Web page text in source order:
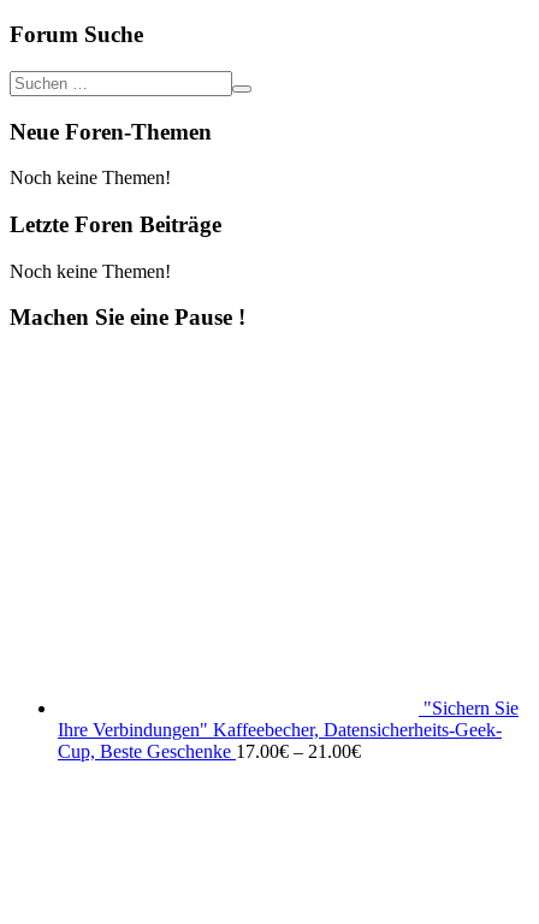
Forum Suche
Neue Foren-Themen
Noch keine Themen!
Letzte Foren Beiträge
Noch keine Themen!
Machen Sie eine Pause !
"Sichern Sie
Ihre Verbindungen" Kaffeebecher, Datensicherheits-Geek-
Cup, Beste Geschenke 17.00€ – 21.00€